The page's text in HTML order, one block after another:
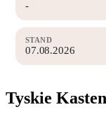
-
STAND
07.08.2026
Tyskie